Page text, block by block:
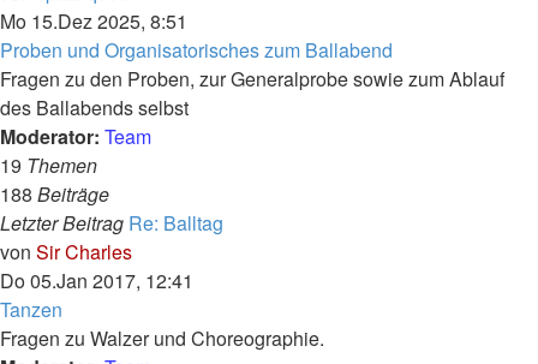
Beitrag
Mo 15.Dez 2025, 8:51
Proben und Organisatorisches zum Ballabend
Fragen zu den Proben, zur Generalprobe sowie zum Ablauf
des Ballabends selbst
Moderator: Team
19 Themen
188 Beiträge
Letzter Beitrag Re: Balltag
von Sir CharlesNeuester
Beitrag
Do 05.Jan 2017, 12:41
Tanzen
Fragen zu Walzer und Choreographie.